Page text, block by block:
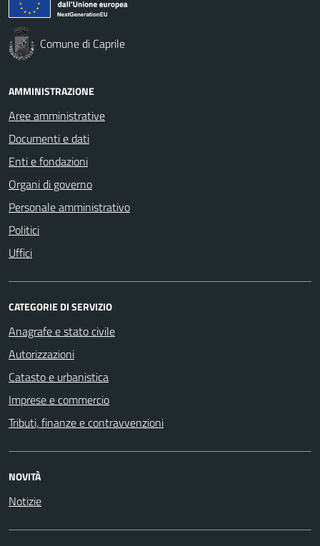
Comune di Caprile
AMMINISTRAZIONE
Aree amministrative
Documenti e dati
Enti e fondazioni
Organi di governo
Personale amministrativo
Politici
Uffici
CATEGORIE DI SERVIZIO
Anagrafe e stato civile
Autorizzazioni
Catasto e urbanistica
Imprese e commercio
Tributi, finanze e contravvenzioni
NOVITÀ
Notizie